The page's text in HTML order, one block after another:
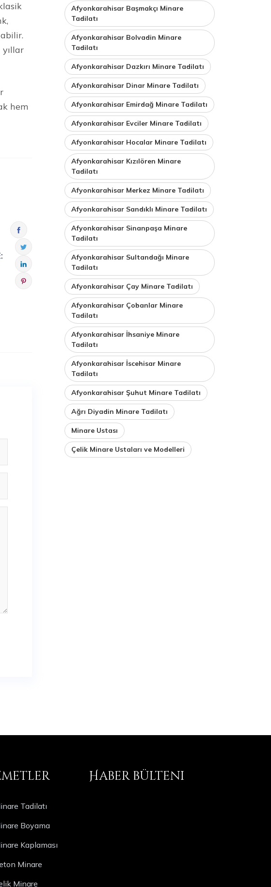
yıllar
hem
Afyonkarahisar Başmakçı Minare
Tadilatı
Afyonkarahisar Bolvadin Minare
Tadilatı
Afyonkarahisar Dazkırı Minare Tadilatı
Afyonkarahisar Dinar Minare Tadilatı
Afyonkarahisar Emirdağ Minare Tadilatı
Afyonkarahisar Evciler Minare Tadilatı
Afyonkarahisar Hocalar Minare Tadilatı
Afyonkarahisar Kızılören Minare
Tadilatı
Afyonkarahisar Merkez Minare Tadilatı
Afyonkarahisar Sandıklı Minare Tadilatı
Afyonkarahisar Sinanpaşa Minare
Tadilatı
Afyonkarahisar Sultandağı Minare
Tadilatı
Afyonkarahisar Çay Minare Tadilatı
Afyonkarahisar Çobanlar Minare
Tadilatı
Afyonkarahisar İhsaniye Minare
Tadilatı
Afyonkarahisar İscehisar Minare
Tadilatı
Afyonkarahisar Şuhut Minare Tadilatı
Ağrı Diyadin Minare Tadilatı
Minare Ustası
Çelik Minare Ustaları ve Modelleri
Tadilatı
Boyama
Kaplaması
Minare
Minare
Haber bülteni